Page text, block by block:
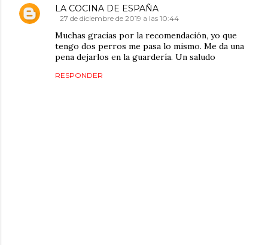
LA COCINA DE ESPAÑA
27 de diciembre de 2019 a las 10:44
Muchas gracias por la recomendación, yo que
tengo dos perros me pasa lo mismo. Me da una
pena dejarlos en la guardería. Un saludo
RESPONDER